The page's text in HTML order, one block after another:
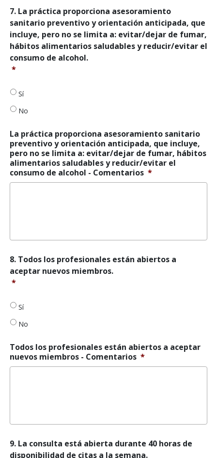
la
tuberculosis),
la
hipertensión,
la
diabetes,
la
obesidad,
la
depresión
los
trastornos
por
consumo
de
sustancias. *
7.
La
práctica
proporciona
asesoramiento
sanitario
preventivo
orientación
anticipada,
que
incluye,
no
se
limita
a:
evitar/dejar
de
reducir/evitar
consumo
de
alcohol.
7. La práctica proporciona asesoramiento
sanitario preventivo y orientación anticipada, que
incluye, pero no se limita a: evitar/dejar de fumar,
hábitos alimentarios saludables y reducir/evitar el
consumo de alcohol.
*
Sí
No
La práctica proporciona asesoramiento sanitario
preventivo y orientación anticipada, que incluye,
pero no se limita a: evitar/dejar de fumar, hábitos
alimentarios saludables y reducir/evitar el
consumo de alcohol - Comentarios *
8.
Todos
los
abiertos
a
aceptar
miembros. *
8. Todos los profesionales están abiertos a
aceptar nuevos miembros.
*
Sí
No
Todos los profesionales están abiertos a aceptar
nuevos miembros - Comentarios *
9.
El
9. La consulta está abierta durante 40 horas de
disponibilidad de citas a la semana.